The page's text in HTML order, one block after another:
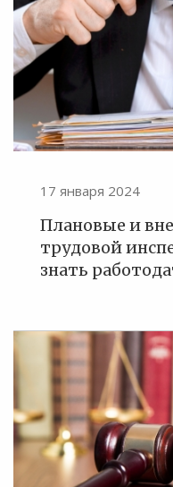
17 января 2024
Плановые и
трудовой
знать